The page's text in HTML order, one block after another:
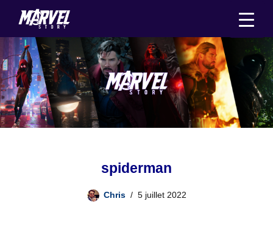
au
contenu
spiderman
Chris 5 juillet 2022